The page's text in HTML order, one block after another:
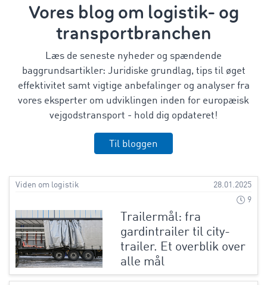
Vores blog om logistik- og
transportbranchen
Læs de seneste nyheder og spændende
baggrundsartikler: Juridiske grundlag, tips til øget
effektivitet samt vigtige anbefalinger og analyser fra
vores eksperter om udviklingen inden for europæisk
vejgodstransport - hold dig opdateret!
Til bloggen
Viden om logistik
28.01.2025
9
Trailermål: fra
gardintrailer til city-
trailer. Et overblik over
alle mål